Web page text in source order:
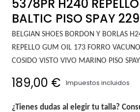
5378PR H240
BALTIC PISO SPAY 229
BELGIAN SHOES BORDON Y BORLAS
REPELLO GUM OIL 173 FORRO
COSIDO VISTO VIVO MARINO PISO
189,00 € Impuestos incluidos
¿Tienes dudas al elegir tu talla?